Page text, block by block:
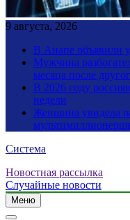
9 августа, 2026
В Анапе объявили
Мужчина
месяца после
В 2026 году
недели
Женщина увидела
Система
Новостная рассылка
Случайные новости
Меню